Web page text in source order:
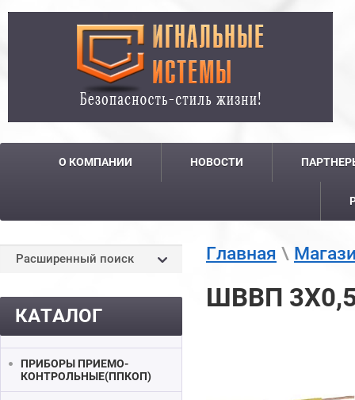
О КОМПАНИИ НОВОСТИ
Расширенный поиск
КАТАЛОГ
ПРИБОРЫ ПРИЕМО-
КОНТРОЛЬНЫЕ(ППКОП)
Главная \
ШВВП